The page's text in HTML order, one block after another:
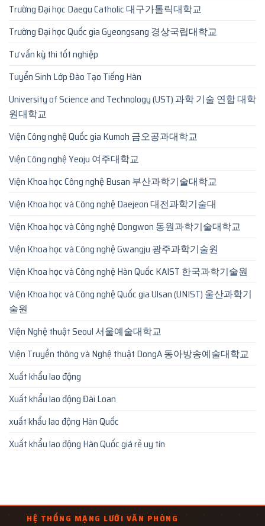
Trường Đại học Daegu Catholic 대구가톨릭대학교
Trường Đại học Quốc gia Gyeongsang 경상국립대학교
Tư vấn kỳ thi tốt nghiệp
Tuyển Sinh Lớp Đào Tạo Tiếng Hàn
University of Science and Technology (UST) 과학 기술 연합 대학
원대학교
Viện Công nghệ Quốc gia Kumoh 금오공과대학교
Viện Công nghệ Yeoju 여주대학교
Viện Khoa học Công nghệ Busan 부산과학기술대학교
Viện Khoa học và Công nghệ Daejeon 대전과학기술대
Viện Khoa học và Công nghệ Dongwon 동원과학기술대학교
Viện Khoa học và Công nghệ Gwangju 광주과학기술원
Viện Khoa học và Công nghệ Hàn Quốc KAIST 한국과학기술원
Viện Khoa học và Công nghệ Quốc gia Ulsan (UNIST) 울산과학기
술원
Viện Nghệ thuật Seoul 서울예술대학교
Viện Truyền thông và Nghệ thuật DongA 동아방송예술대학교
Xuất khẩu lao động
Xuất khẩu lao động Đài Loan
xuất khẩu lao động Hàn Quốc
Xuất khẩu lao động Hàn Quốc giá rẻ uy tín
HỆ THỐNG MẠNG LƯỚI VĂN PHÒNG